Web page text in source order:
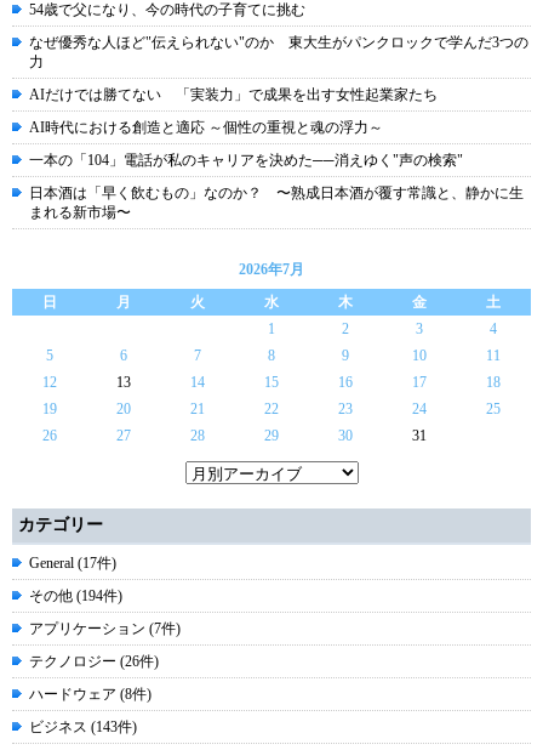
54歳で父になり、今の時代の子育てに挑む
なぜ優秀な人ほど"伝えられない"のか 東大生がパンクロックで学んだ3つの
力
AIだけでは勝てない 「実装力」で成果を出す女性起業家たち
AI時代における創造と適応 ～個性の重視と魂の浮力～
一本の「104」電話が私のキャリアを決めた──消えゆく"声の検索"
日本酒は「早く飲むもの」なのか？ 〜熟成日本酒が覆す常識と、静かに生
まれる新市場〜
2026年7月
日
月 火 水 木 金
土
1
2 3
4
5
6 7 8 9 10
11
12
13 14 15 16 17
18
19
20 21 22 23 24
25
26
27 28 29 30 31
カテゴリー
General (17件)
その他 (194件)
アプリケーション (7件)
テクノロジー (26件)
ハードウェア (8件)
ビジネス (143件)